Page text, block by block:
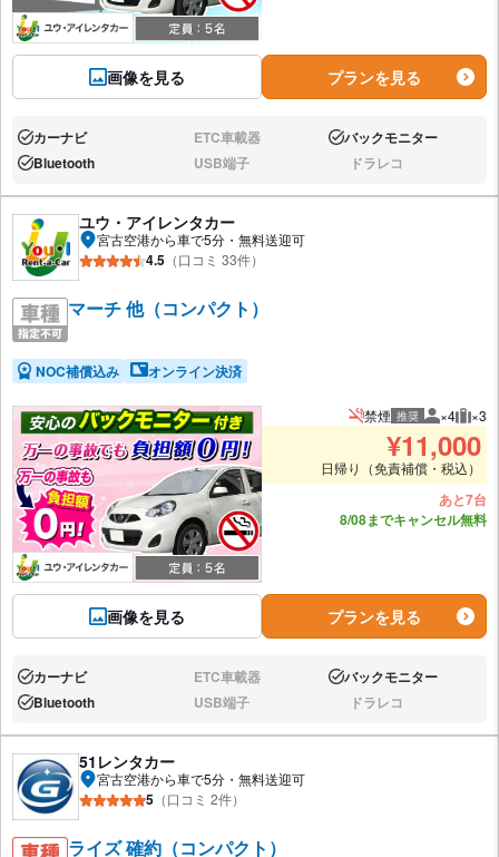
画像を見る プランを見る
あり:カーナビ なし:ETC車載器 あり:バックモニター
あり:Bluetooth なし:USB端子 なし:ドラレコ
ユウ・アイレンタカー
宮古空港から車で5分・無料送迎可
4.5 （口コミ 33件）
マーチ 他（コンパクト）
NOC補償込み オンライン決済
画像を見る
禁煙 推奨 推奨人数
×4 推
×3
¥11,000
日帰り（免責補償・税込）
あと7台
8/08までキャンセル無料
プランを見る
あり:カーナビ なし:ETC車載器 あり:バックモニター
あり:Bluetooth なし:USB端子 なし:ドラレコ
51レンタカー
宮古空港から車で5分・無料送迎可
5 （口コミ 2件）
ライズ 確約（コンパクト）